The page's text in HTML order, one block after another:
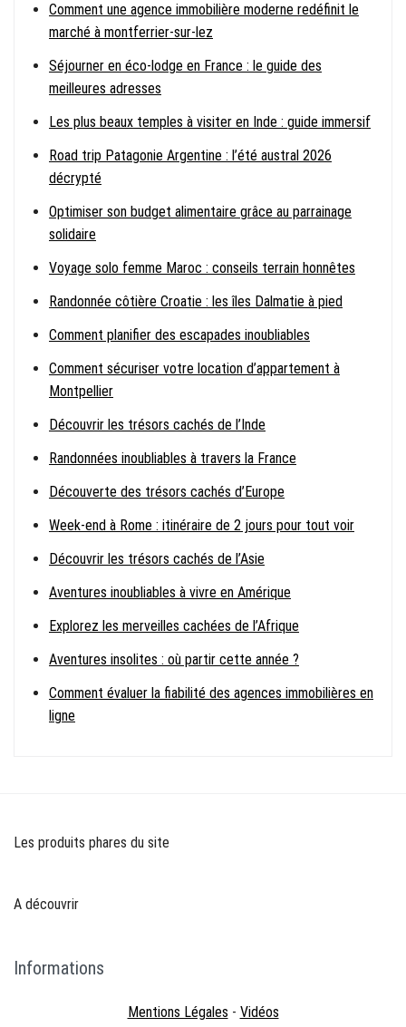
Comment une agence immobilière moderne redéfinit le
marché à montferrier-sur-lez
Séjourner en éco-lodge en France : le guide des
meilleures adresses
Les plus beaux temples à visiter en Inde : guide immersif
Road trip Patagonie Argentine : l’été austral 2026
décrypté
Optimiser son budget alimentaire grâce au parrainage
solidaire
Voyage solo femme Maroc : conseils terrain honnêtes
Randonnée côtière Croatie : les îles Dalmatie à pied
Comment planifier des escapades inoubliables
Comment sécuriser votre location d’appartement à
Montpellier
Découvrir les trésors cachés de l’Inde
Randonnées inoubliables à travers la France
Découverte des trésors cachés d’Europe
Week-end à Rome : itinéraire de 2 jours pour tout voir
Découvrir les trésors cachés de l’Asie
Aventures inoubliables à vivre en Amérique
Explorez les merveilles cachées de l’Afrique
Aventures insolites : où partir cette année ?
Comment évaluer la fiabilité des agences immobilières en
ligne
Les produits phares du site
A découvrir
Informations
Mentions Légales - Vidéos